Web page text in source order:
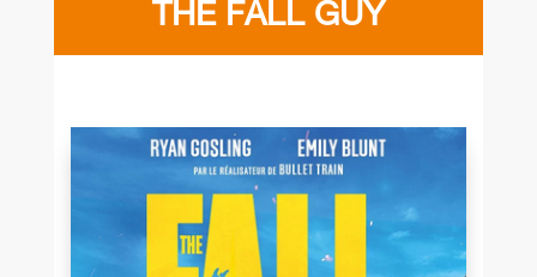
THE FALL GUY